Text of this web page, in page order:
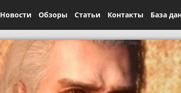
Новости Обзоры Статьи Контакты База